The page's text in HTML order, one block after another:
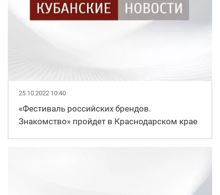
25.10.2022 10:40
«Фестиваль российских брендов.
Знакомство» пройдет в Краснодарском крае